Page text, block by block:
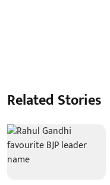
Related Stories